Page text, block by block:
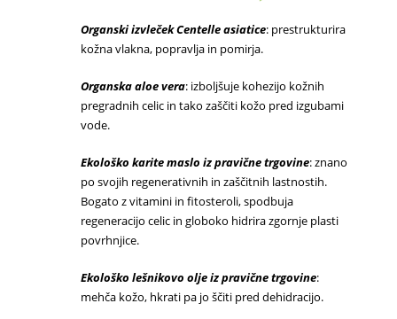
Organski izvleček Centelle asiatice: prestrukturira
kožna vlakna, popravlja in pomirja.
Organska aloe vera: izboljšuje kohezijo kožnih
pregradnih celic in tako zaščiti kožo pred izgubami
vode.
Ekološko karite maslo iz pravične trgovine: znano
po svojih regenerativnih in zaščitnih lastnostih.
Bogato z vitamini in fitosteroli, spodbuja
regeneracijo celic in globoko hidrira zgornje plasti
povrhnjice.
Ekološko lešnikovo olje iz pravične trgovine:
mehča kožo, hkrati pa jo ščiti pred dehidracijo.